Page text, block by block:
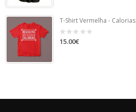
T-Shirt Vermelha - Calorias
0
15.00€